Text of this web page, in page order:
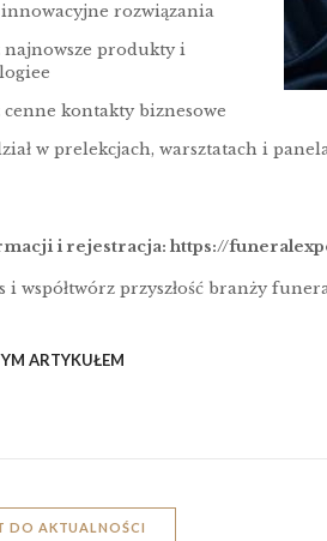
rozwiązania
najnowsze produkty i
cenne kontakty biznesowe
w prelekcjach, warsztatach i
i rejestracja: https://
i współtwórz przyszłość branży
ARTYKUŁEM
DO AKTUALNOŚCI